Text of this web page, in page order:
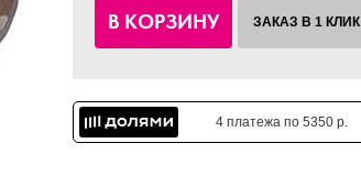
В КОРЗИНУ ЗАКАЗ В 1 КЛИК
4 платежа по 5350 р.